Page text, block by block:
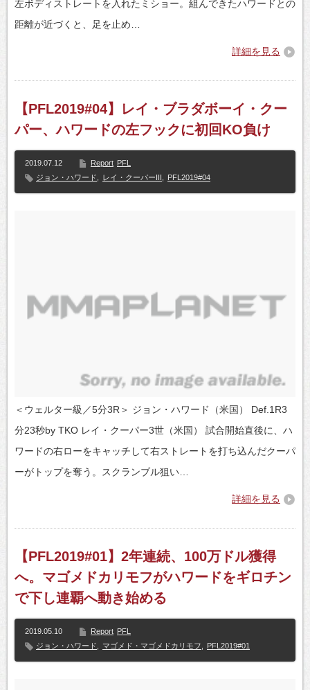
左ボディストレートを入れたミショー。組んできたハワードとの
距離が近づくと、足を止め…
詳細を見る
【PFL2019#04】レイ・ブラダボーイ・クー
パー、ハワードの左フックに初回KO負け
2019.07.12 Report PFL
ジョン・ハワード
レイ・クーパーIII PFL2019#04
＜ウェルター級／5分3R＞ ジョン・ハワード（米国） Def.1R3
分23秒by TKO レイ・クーパー3世（米国） 試合開始直後に、ハ
ワードの右ローをキャッチして右ストレートを打ち込んだクーパ
ーがトップを奪う。スクランブル狙い…
詳細を見る
【PFL2019#01】2年連続、100万ドル獲得
へ。マゴメドカリモフがハワードをギロチン
で下し連覇へ動き始める
2019.05.10 Report PFL
ジョン・ハワード
マゴメド・マゴメドカリモフ PFL2019#01